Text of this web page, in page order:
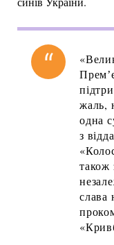
жаль,
одна
з
також
слава